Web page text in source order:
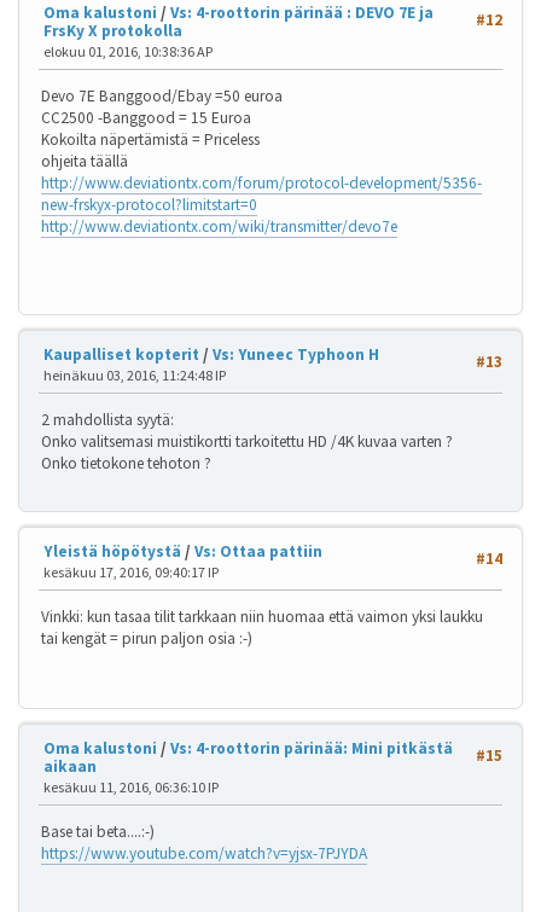
#12
Oma kalustoni / Vs: 4-roottorin pärinää : DEVO 7E ja
FrsKy X protokolla
elokuu 01, 2016, 10:38:36 AP
Devo 7E Banggood/Ebay =50 euroa
CC2500 -Banggood = 15 Euroa
Kokoilta näpertämistä = Priceless
ohjeita täällä
http://www.deviationtx.com/forum/protocol-development/5356-
new-frskyx-protocol?limitstart=0
http://www.deviationtx.com/wiki/transmitter/devo7e
#13
Kaupalliset kopterit / Vs: Yuneec Typhoon H
heinäkuu 03, 2016, 11:24:48 IP
2 mahdollista syytä:
Onko valitsemasi muistikortti tarkoitettu HD /4K kuvaa varten ?
Onko tietokone tehoton ?
#14
Yleistä höpötystä / Vs: Ottaa pattiin
kesäkuu 17, 2016, 09:40:17 IP
Vinkki: kun tasaa tilit tarkkaan niin huomaa että vaimon yksi laukku
tai kengät = pirun paljon osia :-)
#15
Oma kalustoni / Vs: 4-roottorin pärinää: Mini pitkästä
aikaan
kesäkuu 11, 2016, 06:36:10 IP
Base tai beta....:-)
https://www.youtube.com/watch?v=yjsx-7PJYDA